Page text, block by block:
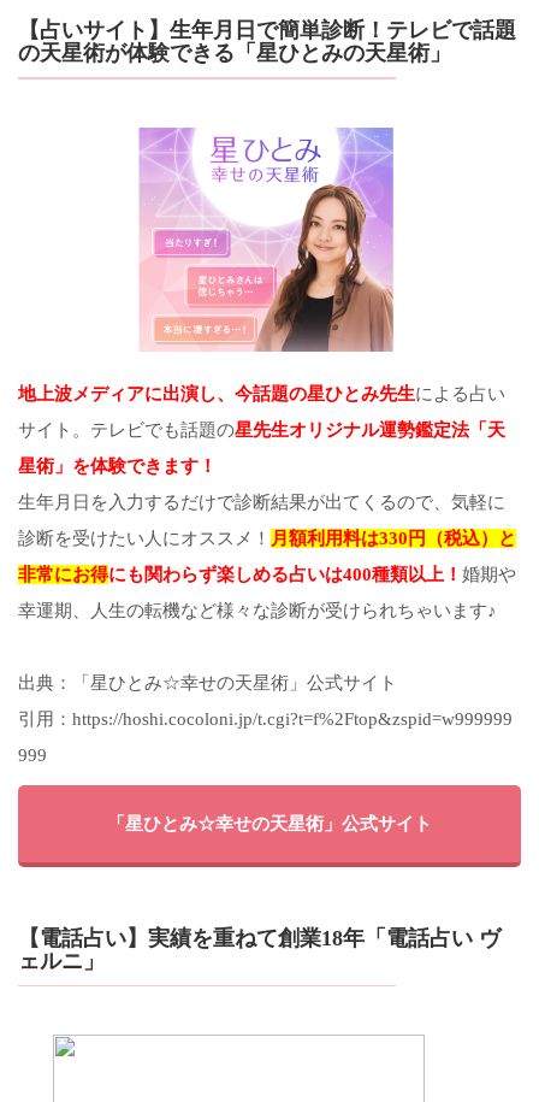
【占いサイト】生年月日で簡単診断！テレビで話題
の天星術が体験できる「星ひとみの天星術」
地上波メディアに出演し、今話題の星ひとみ先生による占い
サイト。テレビでも話題の星先生オリジナル運勢鑑定法「天
星術」を体験できます！
生年月日を入力するだけで診断結果が出てくるので、気軽に
診断を受けたい人にオススメ！ 月額利用料は330円（税込）と
非常にお得にも関わらず楽しめる占いは400種類以上！ 婚期や
幸運期、人生の転機など様々な診断が受けられちゃいます♪
出典：「星ひとみ☆幸せの天星術」公式サイト
引用：https://hoshi.cocoloni.jp/t.cgi?t=f%2Ftop&zspid=w999999
999
「星ひとみ☆幸せの天星術」公式サイト
【電話占い】実績を重ねて創業18年「電話占い ヴ
ェルニ」